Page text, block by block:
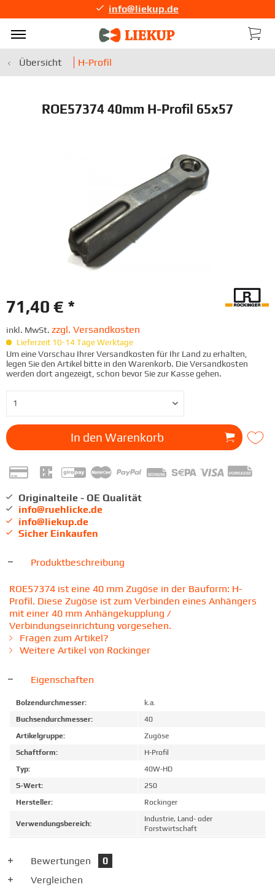
info@liekup.de
Übersicht H-Profil
ROE57374 40mm H-Profil 65x57
71,40 € *
inkl. MwSt. zzgl. Versandkosten
Lieferzeit 10-14 Tage Werktage
Um eine Vorschau Ihrer Versandkosten für Ihr Land zu erhalten,
legen Sie den Artikel bitte in den Warenkorb. Die Versandkosten
werden dort angezeigt, schon bevor Sie zur Kasse gehen.
In den Warenkorb
Originalteile - OE Qualität
info@ruehlicke.de
info@liekup.de
Sicher Einkaufen
Produktbeschreibung
ROE57374 ist eine 40 mm Zugöse in der Bauform: H-
Profil. Diese Zugöse ist zum Verbinden eines Anhängers
mit einer 40 mm Anhängekupplung /
Verbindungseinrichtung vorgesehen.
Fragen zum Artikel?
Weitere Artikel von Rockinger
Eigenschaften
Bolzendurchmesser:
k.a.
Buchsendurchmesser:
40
Artikelgruppe:
Zugöse
Schaftform:
H-Profil
Typ:
40W-HD
S-Wert:
250
Hersteller:
Rockinger
Verwendungsbereich:
Industrie, Land- oder
Forstwirtschaft
Bewertungen
0
Vergleichen